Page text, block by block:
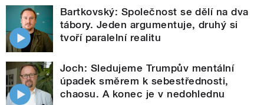
Bartkovský: Společnost se dělí na dva
tábory. Jeden argumentuje, druhý si
tvoří paralelní realitu
Joch: Sledujeme Trumpův mentální
úpadek směrem k sebestřednosti,
chaosu. A konec je v nedohlednu